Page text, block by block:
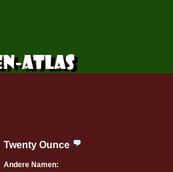
Twenty Ounce
Andere Namen: